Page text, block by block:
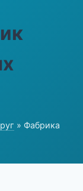
» Фабрика